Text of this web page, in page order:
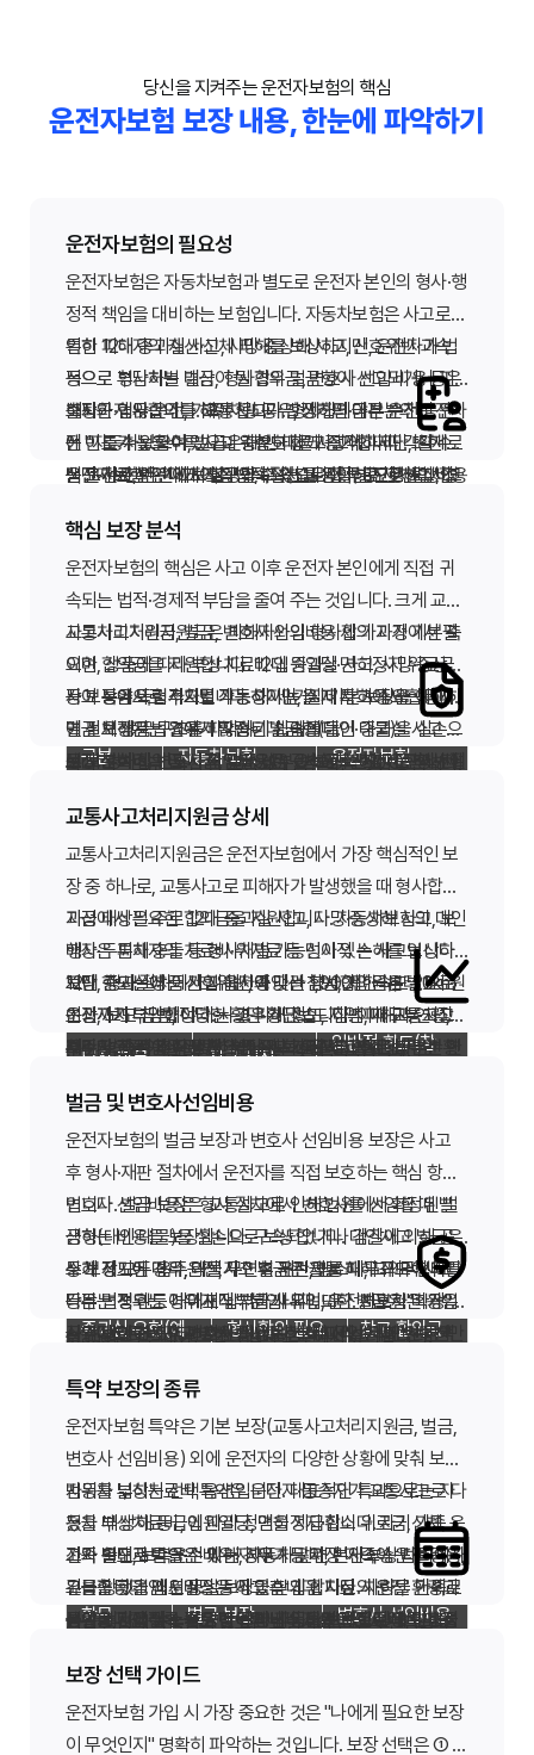
당신을 지켜주는 운전자보험의 핵심
운전자보험 보장 내용, 한눈에 파악하기
운전자보험의 필요성
운전자보험은 자동차보험과 별도로 운전자 본인의 형사·행
정적 책임을 대비하는 보험입니다. 자동차보험은 사고로
인한 피해자의 재산·신체 피해를 보상하지만, 운전자가 법
적으로 부담하는 벌금, 형사합의금, 변호사 선임 비용 등은
보장하지 않습니다. 교통사고가 발생하면 대부분의 운전자
는 "자동차보험이 있으니 충분하다"고 생각하지만, 실제로
는 운전자 본인에게 직접 귀속되는 비용이 별도로 발생합
특히 12대 중과실 사고, 사망·중상해 사고, 신호위반·과속
등으로 형사처벌 대상이 될 경우 벌금형이 선고되거나 피
해자와 형사합의를 해야 합니다. 형사합의금은 수천만 원
에 이를 수 있으며, 벌금은 대인·대물 사고에 따라 각각 수
백만~수천만 원까지 발생할 수 있습니다. 변호사 선임 비용
인 자산으로 전액 부담해야 합니다.
출퇴근·업무 운전, 가족 차량 공유, 장거리·야간 운전 등 운
전 빈도가 높을수록 사고 위험도 함께 증가합니다. 또한 도
심 교차로, 어린이 보호구역, 고속도로 합류 구간처럼 사고
선택이 아닌 필수 대비 수단입니다. 보험료는 연간 수만~십
여만 원 수준인 반면, 사고 시 발생 가능한 비용은 그 수십~
수백 배에 달할 수 있습니다.
운전자보험은 사고 이후 법적 절차를 원활히 진행하고, 경
수 있도록 돕습니다. 가입 전 자신의 운전 환경, 차량 이용
패턴, 가족 운전 여부를 점검하고 적정 보장을 설계하는 것
이 현명한 선택입니다.
실제 사고 사례를 보면, 경미해 보이는 접촉 사고도 피해자
가 중상해를 입으면 형사합의와 벌금 부담이 동시에 발생
합니다. 특히 횡단보도·스쿨존·골목길처럼 보행자와 차량
이 밀접한 환경에서는 운전자의 순간적 부주의가 큰 책임
으로 이어질 수 있습니다. 운전자보험은 이런 상황에서 가
계 재정이 무너지지 않도록 막아 주는 안전망 역할을 합니
다.
또한 운전자보험은 자동차보험과 달리 차량 소유 여부와
관계없이 운전자 본인을 기준으로 가입할 수 있는 경우가
많습니다. 렌터카·카셰어링·타인 차량 운전 시에도 본인 명
의 운전자보험이 있다면 형사·행정 책임을 대비할 수 있습
니다. 다만 차량별 자동차보험과의 중복·연계 조건은 약관
마다 다르므로, 가입 전 보험사에 확인하는 것이 좋습니다.
심 보장만 유지해도 연간 부담은 크지 않은 편입니다.
자동차보험 vs 운전자보험 비교
구분 자동차보험 운전자보험
보장 대상
피해자(대인·대
물), 본인 차량
행정 책임)
주요 보장
치료비, 수리비, 배
상금
벌금, 형사합의금,
변호사비
가입 의무
의무(미가입 시 과
태료)
선택(권장)
리스크
운행 불가, 과태료
운전자보험을 검토할 때는 "최악의 시나리오"를 기준으로
보장 한도를 설정하는 것이 좋습니다. 형사합의금 5,000
만 원, 벌금 2,000만 원, 변호사 비용 3,000만 원 정도를
동시에 부담해야 하는 상황을 가정해 보세요. 이런 상황에
서도 가계가 버틸 수 있도록 설계하는 것이 운전자보험의
고 시 부담은 집·차량 담보 대출까지 필요할 수 있습니다.
가족과 함께 운전하는 분이라면 배우자·자녀의 운전 습관
과 사고 이력도 함께 고려해 보장 범위를 넓히는 것을 검토
하세요.
마지막으로 운전자보험은 "남에게 피해를 주었을 때"와
"내가 법적 책임을 졌을 때"를 구분해 이해하면 됩니다. 자
동차보험이 피해자 보상에 집중한다면, 운전자보험은 운전
두 보험 모두 필요한지, 어떤 보장을 우선해야 하는지 판단
하기 쉬워집니다. 지금 바로 가입 여부를 고민 중이라면, 운
전 빈도·경로·가족 운전 여부를 5분만 적어 보고, 그에 맞는
최소 보장부터 검토해 보세요.
자주 묻는 질문
없나요?
A. 자동차보험 운전자 특약은 범위와 한도가 제한적인 경
우가 많습니다. 교통사고처리지원금, 벌금, 변호사 선임비
용 등을 종합적으로 비교해 부족한 항목은 운전자보험으로
보완하는 것이 좋습니다.
Q. 운전을 거의 안 하는데도 가입해야 하나요?
A. 운전 빈도가 낮더라도 한 번의 중대 사고로 큰 비용이 발
생할 수 있습니다. 연간 운행 거리와 운전 환경을 기준으로
최소한의 핵심 보장만이라도 검토해 보세요.
Q. 운전자보험은 몇 살부터 가입할 수 있나요?
A. 보험사·상품마다 다르지만 일반적으로 만 19~21세 이상
성인 운전자가 가입 대상입니다. 가입 연령과 운전 경력에
따라 보험료와 가입 가능 보장이 달라질 수 있습니다.
Q. 가족이 내 차를 운전하다 사고 나면 운전자보험이 적용
되나요?
A. 기본적으로 보험 계약자·피보험자(운전자) 본인 사고를
등 보장 범위 확장 여부를 약관에서 확인해야 합니다.
Q. 운전자보험 보험료는 얼마나 드나요?
심 보장만 가입 시 연 5~15만 원대인 경우가 많습니다. 비
갱신형은 초기 부담이 크고, 갱신형은 연령에 따라 인상될
수 있습니다. 여러 보험사 견적을 비교해 보세요.
핵심 보장 분석
운전자보험의 핵심은 사고 이후 운전자 본인에게 직접 귀
속되는 법적·경제적 부담을 줄여 주는 것입니다. 크게 교통
사고처리지원금, 벌금, 변호사 선임비용 세 가지가 기본 축
이며, 상품에 따라 부상치료비·입원일당·면허정지 위로금
등이 특약으로 추가됩니다. 이 세 가지 기본 보장을 이해하
면 전체 상품 구조를 파악하기 쉽습니다.
교통사고처리지원금은 피해자와의 형사합의 과정에서 필
요한 합의금을 지원합니다. 12대 중과실 사고, 사망·중상해
사고 등에서 형사처벌 가능성이 높을 때 특히 중요합니다.
벌금 보장은 법원에서 확정된 벌금형(대인·대물)을 실손으
로 보상하며, 변호사 선임비용은 구속·공소·재판 등 형사 절
각 보장은 독립적으로 작동하지만, 실제 사고에서는 동시
에 필요해지는 경우가 많습니다. 예를 들어 중과실 사고 발
생 시 형사합의금 지급, 벌금 납부, 변호사 선임이 한꺼번에
지를 낮게 잡으면 총 부담금 대비 보장 공백이 생길 수 있습
니다.
보장 분석 시 반드시 확인할 것은 ① 보장 한도, ② 면책·제
신 시 보장 축소 여부입니다. 약관상 "보장한다"고 되어 있
어도 지급 조건·서류·기한을 충족하지 못하면 보상이 거절
될 수 있으므로, 가입 전 보험 설계사나 약관 PDF로 세부
조건을 확인하는 것이 좋습니다.
핵심 보장을 분석할 때는 각 항목의 지급 트리거(어떤 상황
에서 돈이 나오는지)를 구분하는 것이 중요합니다. 교통사
고처리지원금은 형사합의가 성립해야, 벌금은 법원 판결·
납부가 확정되어야, 변호사 선임비용은 구속·공소·재판 등
특정 절차에 진입해야 지급됩니다. 한 사고에서 세 가지가
모두 해당될 수도, 일부만 해당될 수도 있습니다.
상품 비교 시에는 보험료 순위보다 "내가 가장 두려워하는
리스크"에 맞는 보장인지를 먼저 따져 보세요. 도심 통근 위
주라면 보행자 사고에 대비한 형사합의금 한도를, 장거리
운전이 많다면 고속도로 중과실·중상해에 대비한 변호사
선임비용 한도를 우선 확보하는 것이 실용적입니다. 특약
은 기본 보장 확보 후에 추가하는 것이 원칙입니다.
운전자보험 핵심 보장 한눈에 보기
보장 항목 지급 시점
일반적 한도(참
교통사고처리
지원금
형사합의 시 1,000만~1억 원
벌금(대인/대
물)
벌금형 확정·
납부 시
각 2,000만
~3,000만 원
변호사 선임비
용
형사 절차 진
행 시
3,000만~5,000
만 원
부상치료비(특
약)
생 시
등급별 정액
핵심 보장을 분석할 때 실무에서 자주 나오는 질문은 "자동
차보험 운전자 특약과 운전자보험 중 무엇이 유리한가"입
니다. 자동차보험 특약은 차량 단위로 붙고, 운전자보험은
사람 단위로 보장되는 경우가 많아, 렌터카나 타인 차량 운
차량만 운전한다면 자동차보험 특약만으로도 충분한지 비
교해 볼 수 있습니다. 두 상품의 지급 조건·한도·면책을 나
란히 적어 비교표를 만들면, 중복 가입을 줄이고 공백을 메
정리하면, 운전자보험 핵심 보장 3종은 서로 보완 관계입니
다. 형사합의금으로 피해자와 합의하고, 벌금으로 법원 판
세 가지 중 하나라도 부족하면 사고 후 재정적·법적 공백이
생깁니다. 가입 전·갱신 전에는 반드시 이 세 항목의 한도와
지급 조건을 나란히 비교하고, 본인에게 가장 취약한 항목
관·상품 비교 자료를 확인할 수 있습니다. 오프라인 설계사
상담과 온라인 직접 가입을 병행하면, 보험료·보장·서비스
를 균형 있게 비교할 수 있습니다.
운전자보험 핵심 보장은 사고 유형·운전 환경·재정 상황에
맞게 균형 있게 설계하는 것이 핵심입니다. 한 항목만 과도
교통사고처리지원금 상세
교통사고처리지원금은 운전자보험에서 가장 핵심적인 보
장 중 하나로, 교통사고로 피해자가 발생했을 때 형사합의
과정에서 필요한 합의금을 지원합니다. 자동차보험의 대인
배상은 피해자의 치료비·위자료 등 민사적 손해를 보상하
지만, 형사 절차에서 피해자와 맺는 형사합의금은 별도로
운전자가 부담해야 하는 경우가 많습니다. 이때 교통사고
처리지원금이 실질적인 부담 완화 역할을 합니다.
지급 대상은 주로 12대 중과실 사고, 사망·중상해 사고, 보
행자·두륜차 충돌 등 형사처벌 가능성이 있는 사고입니다.
12대 중과실에는 신호위반, 중앙선 침범, 제한속도 20km
초과, 보도 침범, 정당한 횡단·횡단보도 침범, 개구부·고장
부주의, 승객 추락 방치, 어린이 보호구역, 역주행, 무단 횡
형사합의 없이는 기소유예·벌금형 전환 등이 어려울 수 있
어, 합의금 마련이 시급해집니다.
보장 한도는 상품·가입 옵션에 따라 1,000만 원부터 1억 원
이상까지 다양합니다. 사고 피해 정도, 지역·피해자 연령,
재판 경향 등에 따라 합의금 규모가 달라지므로, 충분한 한
생 및 형사사건 접수, ② 피해자와 합의 협의, ③ 합의금 지
급 및 보험사 청구, ④ 약관·서류 심사 후 보험금 지급 순으
로 진행됩니다.
주의할 점은 음주·무면허·뺑소니·고의 사고 등은 대부분 면
확인 서류 등 증빙이 필요하며, 보험사 사전 승인 없이 임의
합의하면 보상이 제한될 수 있습니다. 사고 발생 후 가능한
빨리 보험사에 사고 접수하고, 합의 전 지급 가능 범위와 절
차를 문의하세요.
합의금 규모는 피해자 연령, 상해 정도, 치료 기간, 유족 구
성, 지역·법원 경향 등에 따라 크게 달라집니다. 사망 사고
의 경우 수천만~수억 원, 중상해는 수천만 원대 합의가 이
뤄지는 경우가 많아, 1,000만~2,000만 원 수준의 낮은 한
도는 부족할 수 있습니다. 가입 시 "최소 권장 한도"를 상품
별로 비교하고, 여유 있게 설정하는 것이 안전합니다.
또한 교통사고처리지원금은 피해자와의 합의가 전제이므
로, 피해자 측이 합의를 거부하면 지급 시점이 늦어지거나
다른 형사 절차(기소·재판)로 넘어갈 수 있습니다. 이때는
변호사 선임비용 보장과 연계해 대응 전략을 세우는 것이
일반적입니다. 보험사 담당자와 형사 전문 변호사를 early
stage부터 연계하면 합의·절차 모두에서 유리합니다.
12대 중과실 사고와 형사합의 필요성
중과실 유형(예
형사합의 필요
참고 합의금
신호위반·과속 중상해 시 높음
수천만 원대
가능
보행자·횡단보도
사고
매우 높음
수천만~억 원
대
중앙선 침범·역주
행
사망·중상해 시
필수
고액
어린이 보호구역
필수
고액
벌금 및 변호사선임비용
운전자보험의 벌금 보장과 변호사 선임비용 보장은 사고
후 형사·재판 절차에서 운전자를 직접 보호하는 핵심 항목
입니다. 벌금 보장은 교통사고로 인해 법원에서 확정된 벌
금형(대인·대물)을 실손으로 보상합니다. 대인사고 벌금은
상해 정도에 따라, 대물사고 벌금은 재물 피해 규모에 따라
각각 법정 한도 내에서 납부하게 되며, 운전자보험은 가입
시 선택한 한도까지 지원합니다.
변호사 선임비용은 형사 절차에서 변호사를 선임할 때 발
생하는 비용을 보장합니다. 구속되었거나 검찰에 의해 공
소가 제기된 경우, 약식기소 후 재판을 통해 무죄·무혐의를
다투는 경우 등이 대표적 지급 사유입니다. 변호사 비용은
사건 난이도·지역·변호사 선임 시기에 따라 수백만~수천만
두 보장 모두 음주운전, 무면허 운전, 뺑소니, 고의적 사고
등은 면책되는 경우가 대부분입니다. 또한 벌금은 "확정"된
금액에 대해서만, 변호사 비용은 "실제 선임·지출"된 금액
서, 판결문, 검찰·법원 문서 등 증빙 서류를 갖추는 것이 중
요합니다.
실무적으로는 사고 발생 즉시 보험사 고객센터에 연락하
세요. 일부 상품은 보험사가 지정·추천하는 변호사 네트워
크를 통해 비용을 직접 지급하기도 하며, 임의 선임 시 사후
실비 정산 방식인 경우도 있습니다. 약관상 선임 시기, 승인
절차, 자기부담금 유무를 반드시 확인하세요.
벌금 보장의 실손 지급 방식은 가입 한도와 법정 벌금 한도
중 작은 금액까지 지급되는 구조입니다. 대인·대물 각각 한
도가 있으므로, 한쪽만 높게 설정하면 다른 쪽에서 공백이
생길 수 있습니다. 변호사 선임비용은 1사건당 한도, 연간
한도, 1회 사고당 한도 등 상품마다 구조가 다르니 약관을
꼼꼼히 읽어야 합니다.
형사 절차에서 변호사 선임은 단순히 비용 문제가 아니라
기소유예·벌금형·집행유예 등 선처를 받기 위한 법적 대응
의 핵심입니다. 운전자보험의 변호사 선임비용 보장은 이
런 절차를 포기하지 않도록 돕는 역할을 합니다. 사고 초기
부터 "경찰 조사만으로 끝날 것"이라고 가정하지 말고, 중
과실·중상해 가능성이 있으면 보험사와 변호사 선임을 초
벌금 vs 변호사 선임비용 보장 비교
항목 벌금 보장 변호사 선임비용
지급 목적
법원 확정 벌금 납
부
비용
특약 보장의 종류
운전자보험 특약은 기본 보장(교통사고처리지원금, 벌금,
변호사 선임비용) 외에 운전자의 다양한 상황에 맞춰 보장
범위를 넓히는 선택 옵션입니다. 대표적인 특약으로는 자
동차 부상치료비, 입원일당, 면허정지·취소 위로금, 가족 운
전자 확대, 보복운전 피해, 자동차 관련 민사소송 법률비용,
긴급출동·견인 서비스 등이 있습니다. 자신의 운전 환경과
생활 패턴에 맞는 특약만 골라 가입하면 보험료 대비 효율
자동차 부상치료비 특약은 운전자·동승자가 교통사고로 다
쳤을 때 상해 등급에 따라 정액을 지급합니다. 자기신체사
고와 별도로 받을 수 있는 경우가 많아, 본인 부상 대비에
유용합니다. 입원일당은 사고 후 입원 치료 시 하루 단위로
금액을 지급해 소득 공백·간병비 등을 보전합니다. 면허정
계에 지장이 있을 때 생활비를 보조합니다.
가족 운전자 특약은 배우자·자녀 등 지정 가족이 운전 중 사
고를 당했을 때도 동일 보장을 받게 합니다. 차량을 가족과
공유한다면 필수 검토 항목입니다. 보복운전 피해 특약은
비·법률 비용을 보장합니다. 민사소송 법률비용 특약은 교
통사고 관련 민사 분쟁에서 변호사·소송 비용을 지원합니
다.
특약은 많을수록 좋은 것이 아닙니다. 실제로 활용 가능성
가족 운전 여부, 직업(운전 필수 여부), 과거 사고 이력 등을
기준으로 필요 특약만 선택하고, 2~3년마다 보장 내역을
재점검하세요.
특약별 보장금액과 지급 조건도 상품마다 차이가 큽니다.
예를 들어 부상치료비는 1~14급 상해 등급별로 정액이 정
해져 있고, 입원일당은 1일당 1~5만 원 수준인 경우가 많습
긴급출동·견인 특약은 운전자보험의 형사·행정 보장과는
보장 선택 가이드
운전자보험 가입 시 가장 중요한 것은 "나에게 필요한 보장
이 무엇인지" 명확히 파악하는 것입니다. 보장 선택은 ① 운